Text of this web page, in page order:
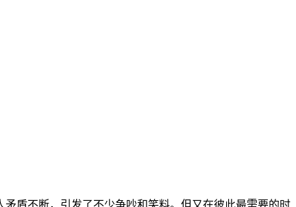
盾不断，引发了不少争吵和笑料。但又在彼此最需要的时